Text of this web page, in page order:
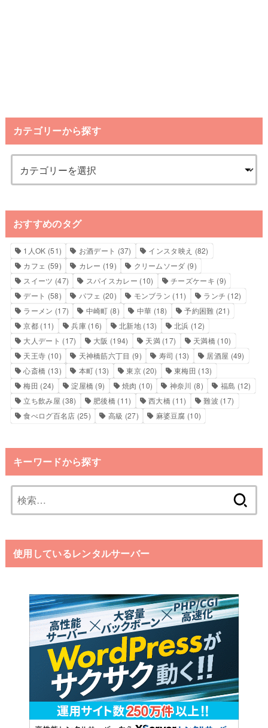
カテゴリーから探す
おすすめのタグ
1人OK (51) お酒デート (37) インスタ映え (82)
カフェ (59) カレー (19) クリームソーダ (9)
スイーツ (47) スパイスカレー (10) チーズケーキ (9)
デート (58) パフェ (20) モンブラン (11) ランチ (12)
ラーメン (17) 中崎町 (8) 中華 (18) 予約困難 (21)
京都 (11) 兵庫(16) 北新地(13) 北浜 (12)
大人デート (17) 大阪 (194) 天満(17) 天満橋(10)
天王寺 (10) 天神橋筋六丁目 (9) 寿司 (13) 居酒屋 (49)
心斎橋 (13) 本町 (13) 東京(20) 東梅田 (13)
梅田 (24) 淀屋橋 (9) 焼肉 (10) 神奈川 (8) 福島 (12)
立ち飲み屋 (38) 肥後橋 (11) 西大橋 (11) 難波 (17)
食べログ百名店 (25) 高級 (27) 麻婆豆腐 (10)
キーワードから探す
索:
使用しているレンタルサーバー